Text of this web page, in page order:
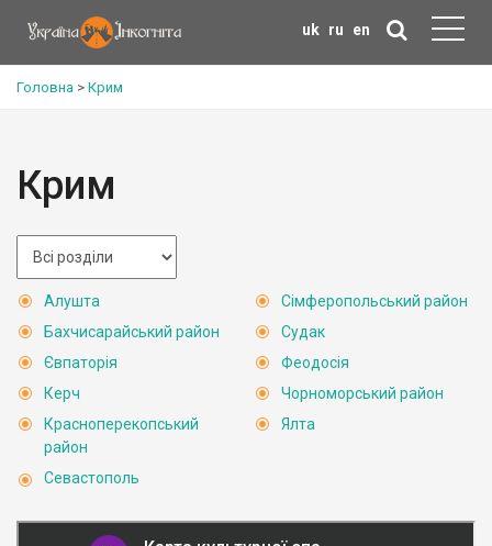
uk ru en
Головна > Крим
Крим
Алушта
Бахчисарайський район
Євпаторія
Керч
Красноперекопський
район
Севастополь
Сімферопольський район
Судак
Феодосія
Чорноморський район
Ялта